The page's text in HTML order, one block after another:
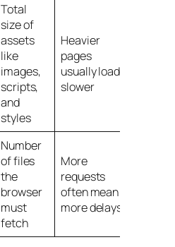
Total
size of
assets
like
images,
scripts,
and
styles
Heavier
pages
usually load
slower
Number
of files
the
browser
must
fetch
More
requests
often mean
more delays